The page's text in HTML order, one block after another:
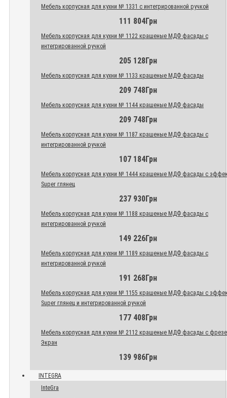
Мебель корпусная для кухни № 1331 с интегрированной ручкой
111 804Грн
Мебель корпусная для кухни № 1122 крашеные МДФ фасады с
интегрированной ручкой
205 128Грн
Мебель корпусная для кухни № 1133 крашеные МДФ фасады
209 748Грн
Мебель корпусная для кухни № 1144 крашеные МДФ фасады
209 748Грн
Мебель корпусная для кухни № 1187 крашеные МДФ фасады с
интегрированной ручкой
107 184Грн
Мебель корпусная для кухни № 1444 крашеные МДФ фасады с
Super глянец
237 930Грн
Мебель корпусная для кухни № 1188 крашеные МДФ фасады с
интегрированной ручкой
149 226Грн
Мебель корпусная для кухни № 1189 крашеные МДФ фасады с
интегрированной ручкой
191 268Грн
Мебель корпусная для кухни № 1155 крашеные МДФ фасады с
Super глянец и интегрированной ручкой
177 408Грн
Мебель корпусная для кухни № 2112 крашеные МДФ фасады с
Экран
139 986Грн
INTEGRA
InteGra